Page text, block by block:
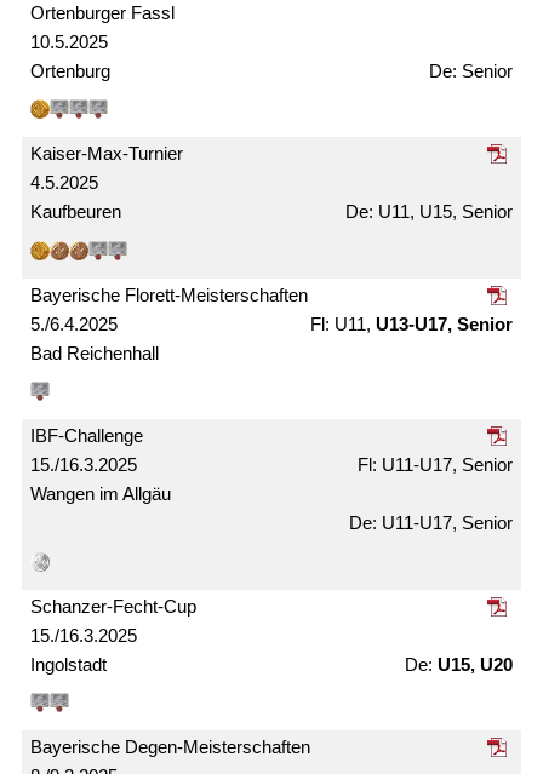
10.5.2025
Ortenburger Fassl
Ortenburg Senior
4.5.2025
Kaiser-Max-Turnier
Kaufbeuren U11, U15, Senior
5./6.4.2025
Bayerische Florett-Meister­schaften
Bad Reichenhall
U11, U13-U17, Senior
15./16.3.2025
IBF-Challenge
Wangen im Allgäu
U11-U17, Senior
U11-U17, Senior
15./16.3.2025
Schanzer-Fecht-Cup
Ingolstadt U15, U20
Bayerische Degen-Meister­schaften